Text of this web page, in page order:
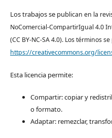
Los trabajos se publican en la
NoComercial-CompartirIgual 4.0
(CC BY-NC-SA 4.0). Los términos
https://creativecommons.org/
Esta licencia permite:
Compartir: copiar y
o formato.
Adaptar: remezclar,